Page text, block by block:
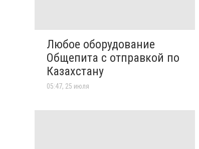
Любое оборудование
Общепита с отправкой по
Казахстану
05:47, 25 июля